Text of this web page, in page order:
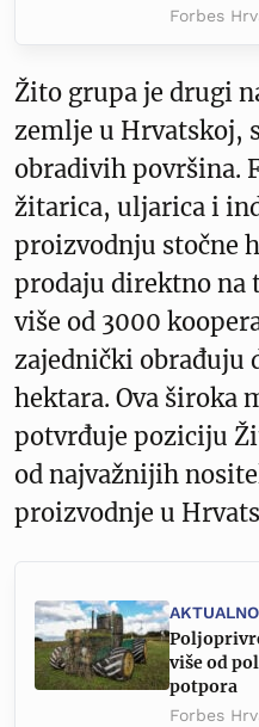
Forbes
Žito grupa je drugi
zemlje u Hrvatskoj,
obradivih površina.
žitarica, uljarica i
proizvodnju stočne
prodaju direktno na
više od 3000
zajednički obrađuju
hektara. Ova široka
potvrđuje poziciju
od najvažnijih
proizvodnje u
AKTUALNO
više od
potpora
Forbes